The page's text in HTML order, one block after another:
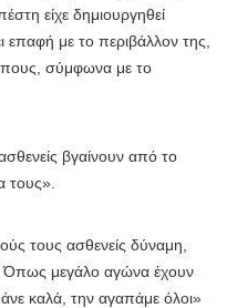
είχε δημιουργηθεί
με το περιβάλλον της,
σύμφωνα με το
βγαίνουν από το
τους».
τους ασθενείς δύναμη,
Όπως μεγάλο αγώνα έχουν
καλά, την αγαπάμε όλοι»